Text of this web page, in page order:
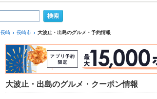
長崎 長崎市 大波止・出島のグルメ・予約情報
大波止・出島のグルメ・クーポン情報